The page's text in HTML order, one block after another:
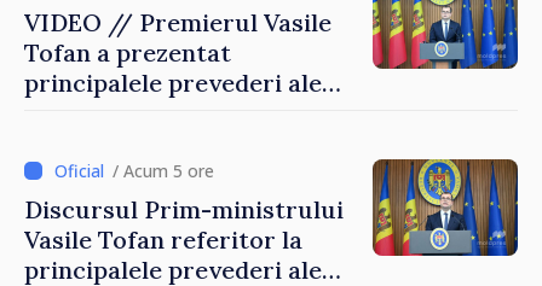
VIDEO // Premierul Vasile
Tofan a prezentat
principalele prevederi ale
/ Acum 5 ore
Discursul Prim-ministrului
Vasile Tofan referitor la
principalele prevederi ale